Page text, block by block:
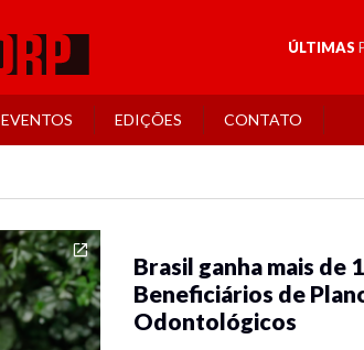
ÚLTIMAS
EVENTOS EDIÇÕES CONTATO
Brasil ganha mais de
Beneficiários de
Odontológicos